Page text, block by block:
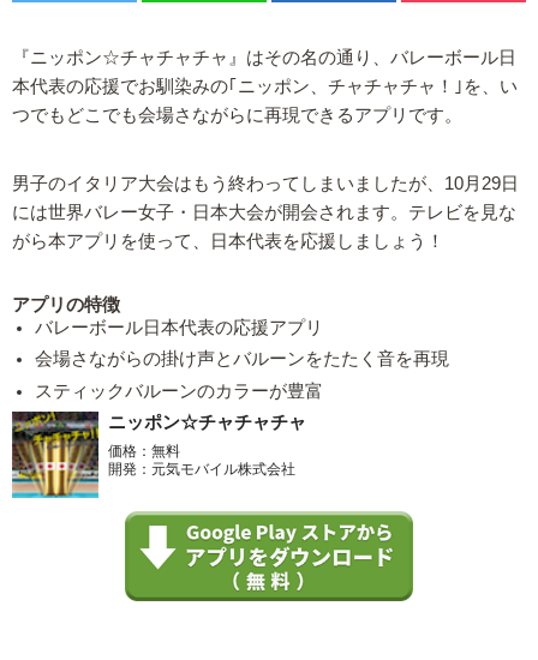
『ニッポン☆チャチャチャ』はその名の通り、バレーボール日
本代表の応援でお馴染みの｢ニッポン、チャチャチャ！｣を、い
つでもどこでも会場さながらに再現できるアプリです。
男子のイタリア大会はもう終わってしまいましたが、10月29日
には世界バレー女子・日本大会が開会されます。テレビを見な
がら本アプリを使って、日本代表を応援しましょう！
アプリの特徴
バレーボール日本代表の応援アプリ
会場さながらの掛け声とバルーンをたたく音を再現
スティックバルーンのカラーが豊富
ニッポン☆チャチャチャ
価格：無料
開発：元気モバイル株式会社